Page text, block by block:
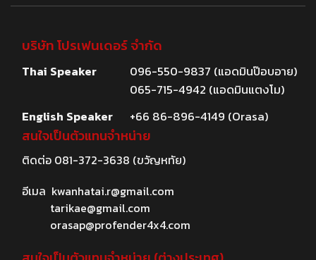
บริษัท โปรเฟนเดอร์ จำกัด
Thai Speaker
096-550-9837 (แอดมินป๊อบอาย)
065-715-4942 (แอดมินแตงโม)
English Speaker
+66 86-896-4149 (Orasa)
สนใจเป็นตัวแทนจำหน่าย
ติดต่อ 081-372-3638 (ขวัญหทัย)
อีเมล kwanhatai.r@gmail.com
tarikae@gmail.com
orasap@profender4x4.com